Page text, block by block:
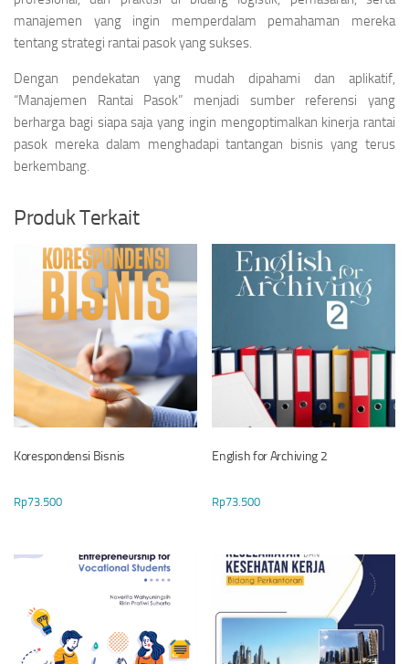
manajemen yang ingin memperdalam pemahaman mereka
tentang strategi rantai pasok yang sukses.
Dengan pendekatan yang mudah dipahami dan aplikatif,
“Manajemen Rantai Pasok” menjadi sumber referensi yang
berharga bagi siapa saja yang ingin mengoptimalkan kinerja rantai
pasok mereka dalam menghadapi tantangan bisnis yang terus
berkembang.
Produk Terkait
Korespondensi Bisnis
Rp73.500
English for Archiving 2
Rp73.500